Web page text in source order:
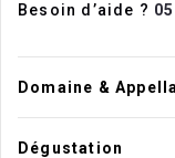
Besoin d’aide ?
Domaine &
Dégustation